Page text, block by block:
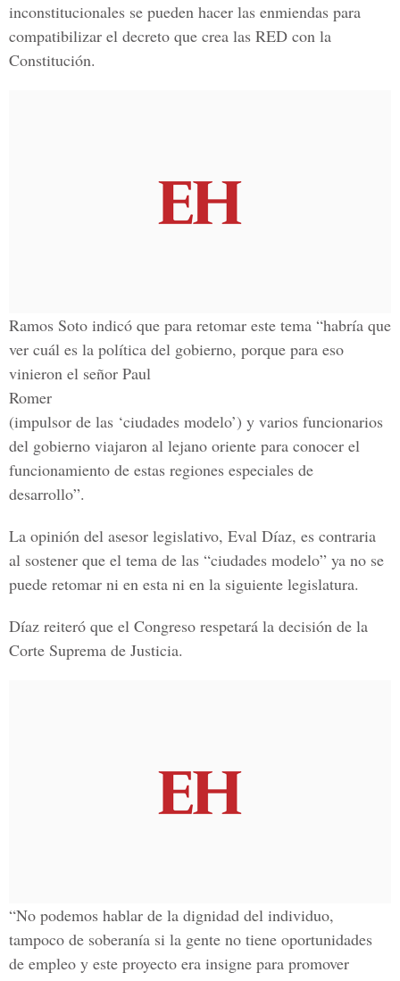
inconstitucionales se pueden hacer las enmiendas para
compatibilizar el decreto que crea las RED con la
Constitución.
Ramos Soto indicó que para retomar este tema “habría que
ver cuál es la política del gobierno, porque para eso
vinieron el señor Paul
Romer
(impulsor de las ‘ciudades modelo’) y varios funcionarios
del gobierno viajaron al lejano oriente para conocer el
funcionamiento de estas regiones especiales de
desarrollo”.
La opinión del asesor legislativo, Eval Díaz, es contraria
al sostener que el tema de las “ciudades modelo” ya no se
puede retomar ni en esta ni en la siguiente legislatura.
Díaz reiteró que el Congreso respetará la decisión de la
Corte Suprema de Justicia.
“No podemos hablar de la dignidad del individuo,
tampoco de soberanía si la gente no tiene oportunidades
de empleo y este proyecto era insigne para promover